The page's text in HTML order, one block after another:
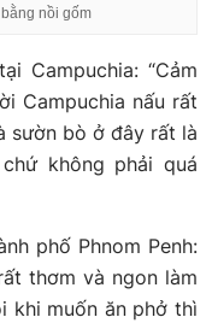
nồi gốm
Campuchia: “Cảm
Campuchia nấu rất
sườn bò ở đây rất là
không phải quá
phố Phnom Penh:
thơm và ngon làm
khi muốn ăn phở thì